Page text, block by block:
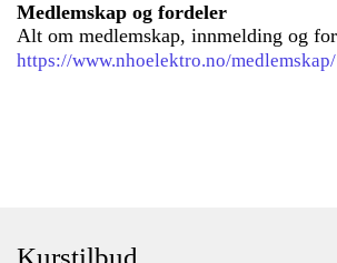
Medlemskap og fordeler
Alt om medlemskap, innmelding og
https://www.nhoelektro.no/medlemskap/
Kurstilbud